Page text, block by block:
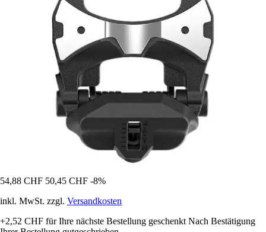
54,88 CHF 50,45 CHF -8%
inkl. MwSt. zzgl. Versandkosten
+2,52 CHF für Ihre nächste Bestellung geschenkt Nach Bestätigung